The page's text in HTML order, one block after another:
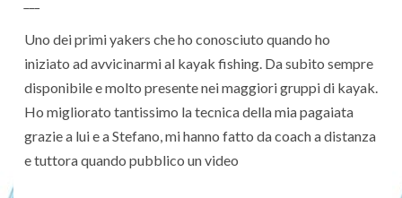
Uno dei primi yakers che ho conosciuto quando ho
iniziato ad avvicinarmi al kayak fishing. Da subito sempre
disponibile e molto presente nei maggiori gruppi di kayak.
Ho migliorato tantissimo la tecnica della mia pagaiata
grazie a lui e a Stefano, mi hanno fatto da coach a distanza
e tuttora quando pubblico un video